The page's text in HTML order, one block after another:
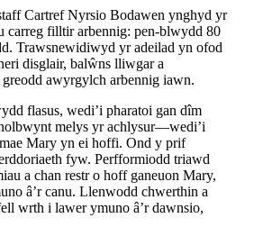
Cartref Nyrsio Bodawen ynghyd yr
carreg filltir arbennig: pen-blwydd 80
Trawsnewidiwyd yr adeilad yn ofod
disglair, balŵns lliwgar a
awyrgylch arbennig iawn.
flasus, wedi’i pharatoi gan dîm
melys yr achlysur—wedi’i
Mary yn ei hoffi. Ond y prif
fyw. Perfformiodd triawd
a chan restr o hoff ganeuon Mary,
â’r canu. Llenwodd chwerthin a
wrth i lawer ymuno â’r dawnsio,